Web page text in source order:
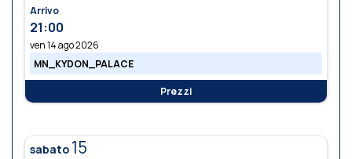
Arrivo
21:00
ven 14 ago 2026
MN_KYDON_PALACE
Prezzi
sabato 15